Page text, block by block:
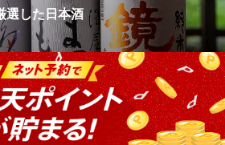
個室居酒屋 きた小町
6分
選した日本酒
酒。風凛では、全国各地の地酒の中か
クト。美味しいお酒がお連れ様との会
粋に演出いたします。特注の盃で、お
をお楽しみください。